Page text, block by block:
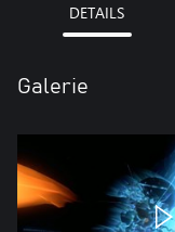
DETAILS
Galerie